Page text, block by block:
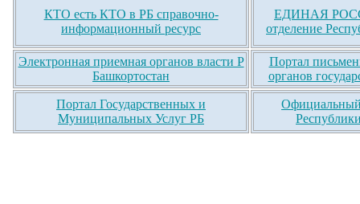
КТО есть КТО в РБ справочно-
информационный ресурс
ЕДИНАЯ
отделение
Электронная приемная органов власти Р
Башкортостан
Портал
органов
Портал Государственных и
Муниципальных Услуг РБ
Официальный